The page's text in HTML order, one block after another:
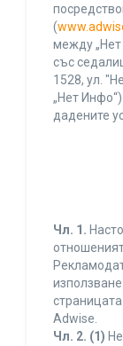
(
между
със
1528, ул.
„Нет
дадените
Чл. 1.
Adwise.
Чл. 2. (1)